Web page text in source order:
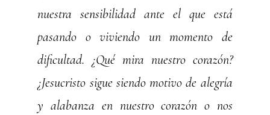
nuestra sensibilidad ante el que está
pasando o viviendo un momento de
dificultad. ¿Qué mira nuestro corazón?
¿Jesucristo sigue siendo motivo de alegría
y alabanza en nuestro corazón o nos